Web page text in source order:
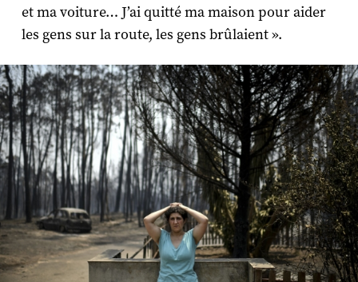
et ma voiture… J’ai quitté ma maison pour aider
les gens sur la route, les gens brûlaient ».